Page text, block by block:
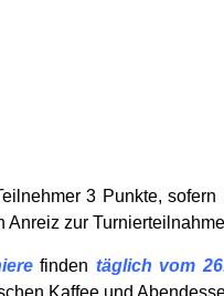
3 Punkte,
Anreiz zur
finden täglich vom